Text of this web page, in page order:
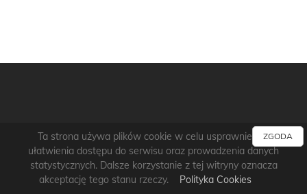
Ta strona używa plików cookie w celu usprawnienia i
ułatwienia dostępu do serwisu oraz prowadzenia danych
statystycznych. Dalsze korzystanie z tej witryny oznacza
akceptację tego stanu rzeczy.
Polityka Cookies
ZGODA